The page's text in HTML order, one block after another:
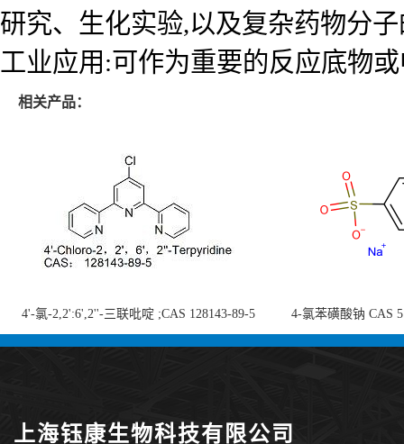
研究、生化实验,以及复杂药物分
工业应用:可作为重要的反应底物
相关产品：
4'-氯-2,2':6',2''-三联吡啶 ;CAS 128143-89-5
;4'-Chloro-2,2':6',2''-terpyridine;4-
4-氯苯磺酸钠 CAS
上海钰康生物科技有限公司